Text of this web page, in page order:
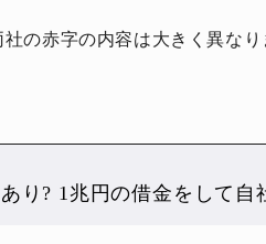
の赤字の内容は大きく異なり
り? 1兆円の借金をして自